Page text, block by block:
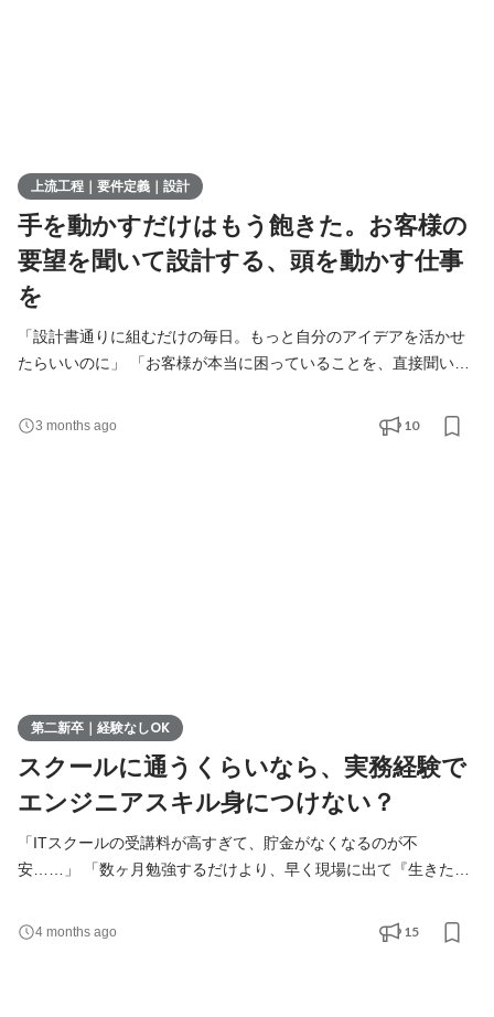
上流工程｜要件定義｜設計
手を動かすだけはもう飽きた。お客様の
要望を聞いて設計する、頭を動かす仕事
を
「設計書通りに組むだけの毎日。もっと自分のアイデアを活かせ
たらいいのに」 「お客様が本当に困っていることを、直接聞いて
まま一生『作業員』で終わるのが不安……」 そんなあなたへ。 こ
れまで現場で手を動かし、着実にスキルを積み上げてきたあな
3 months ago 10
第二新卒｜経験なしOK
スクールに通うくらいなら、実務経験で
エンジニアスキル身につけない？
「ITスクールの受講料が高すぎて、貯金がなくなるのが不
安……」 「数ヶ月勉強するだけより、早く現場に出て『生きたス
えてくれる場所ってないかな？」 そんなあなたへ。 新しい業界へ
の挑戦、ワクワクする反面、 「まずはスクールで勉強しなきゃい
4 months ago 15